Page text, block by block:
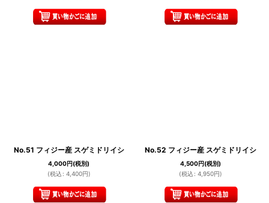
No.51 フィジー産 スゲミドリイシ
4,000円(税別)
(税込 : 4,400円)
No.52 フィジー産 スゲミドリイシ
4,500円(税別)
(税込 : 4,950円)